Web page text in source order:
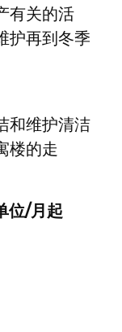
有关的活
护再到冬季
和维护清洁
楼的走
位/月起